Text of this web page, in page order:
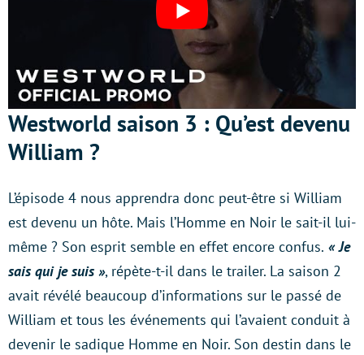
Westworld saison 3 : Qu’est devenu
William ?
L’épisode 4 nous apprendra donc peut-être si William
est devenu un hôte. Mais l’Homme en Noir le sait-il lui-
même ? Son esprit semble en effet encore confus. « Je
sais qui je suis », répète-t-il dans le trailer. La saison 2
avait révélé beaucoup d’informations sur le passé de
William et tous les événements qui l’avaient conduit à
devenir le sadique Homme en Noir. Son destin dans le